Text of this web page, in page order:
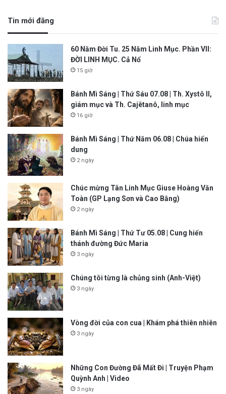
Tin mới đăng
60 Năm Đời Tu. 25 Năm Linh Mục. Phần VII:
ĐỜI LINH MỤC. Cả Nổ
15 giờ
Bánh Mì Sáng | Thứ Sáu 07.08 | Th. Xystô II,
giám mục và Th. Cajêtanô, linh mục
16 giờ
Bánh Mì Sáng | Thứ Năm 06.08 | Chúa hiển
dung
2 ngày
Chúc mừng Tân Linh Mục Giuse Hoàng Văn
Toàn (GP Lạng Sơn và Cao Bằng)
2 ngày
Bánh Mì Sáng | Thứ Tư 05.08 | Cung hiến
thánh đường Đức Maria
3 ngày
Chúng tôi từng là chủng sinh (Anh-Việt)
3 ngày
Vòng đời của con cua | Khám phá thiên nhiên
3 ngày
Những Con Đường Đã Mất Đi | Truyện Phạm
Quỳnh Anh | Video
3 ngày